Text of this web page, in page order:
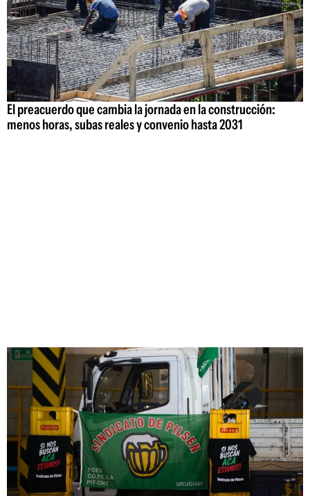
El preacuerdo que cambia la jornada en la construcción:
menos horas, subas reales y convenio hasta 2031